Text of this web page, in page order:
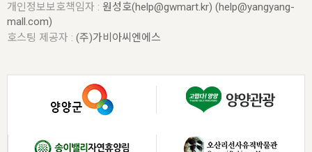
개인정보보호책임자 : 원성호(help@gwmart.kr) (help@yangyang-
mall.com)
호스팅 제공자 : (주)가비아씨엔에스